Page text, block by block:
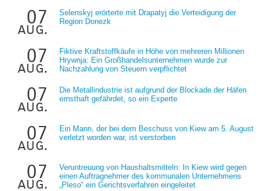
07
aug.
Selenskyj erörterte mit Drapatyj die Verteidigung der
Region Donezk
07
aug.
Fiktive Kraftstoffkäufe in Höhe von mehreren Millionen
Hrywnja: Ein Großhandelsunternehmen wurde zur
Nachzahlung von Steuern verpflichtet
07
aug.
Die Metallindustrie ist aufgrund der Blockade der Häfen
ernsthaft gefährdet, so ein Experte
07
aug.
Ein Mann, der bei dem Beschuss von Kiew am 5. August
verletzt worden war, ist verstorben
07
aug.
Veruntreuung von Haushaltsmitteln: In Kiew wird gegen
einen Auftragnehmer des kommunalen Unternehmens
„Pleso“ ein Gerichtsverfahren eingeleitet